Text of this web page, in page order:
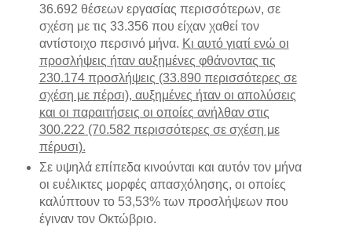
36.692 θέσεων εργασίας περισσότερων, σε
σχέση με τις 33.356 που είχαν χαθεί τον
αντίστοιχο περσινό μήνα. Κι αυτό γιατί ενώ οι
προσλήψεις ήταν αυξημένες φθάνοντας τις
230.174 προσλήψεις (33.890 περισσότερες σε
σχέση με πέρσι), αυξημένες ήταν οι απολύσεις
και οι παραιτήσεις οι οποίες ανήλθαν στις
300.222 (70.582 περισσότερες σε σχέση με
πέρυσι).
Σε υψηλά επίπεδα κινούνται και αυτόν τον μήνα
οι ευέλικτες μορφές απασχόλησης, οι οποίες
καλύπτουν το 53,53% των προσλήψεων που
έγιναν τον Οκτώβριο.